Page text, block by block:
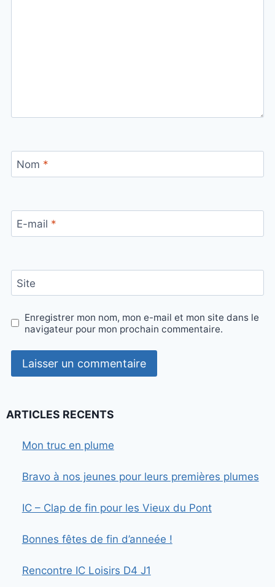
Nom *
E-mail *
Site
Enregistrer mon nom, mon e-mail et mon site dans le
navigateur pour mon prochain commentaire.
ARTICLES RECENTS
Mon truc en plume
Bravo à nos jeunes pour leurs premières plumes
IC – Clap de fin pour les Vieux du Pont
Bonnes fêtes de fin d’anneée !
Rencontre IC Loisirs D4 J1